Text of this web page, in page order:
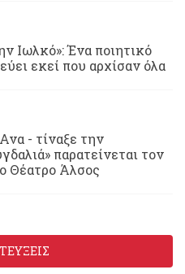
Ιωλκό»: Ένα ποιητικό
εκεί που αρχίσαν όλα
- τίναξε την
παρατείνεται τον
Θέατρο Άλσος